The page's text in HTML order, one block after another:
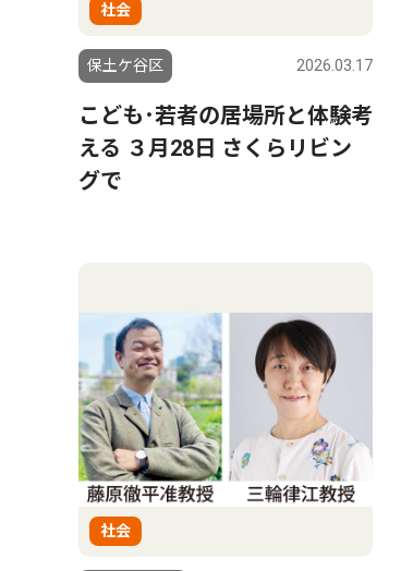
社会
保土ケ谷区 2026.03.17
こども･若者の居場所と体験考
える ３月28日 さくらリビン
グで
社会